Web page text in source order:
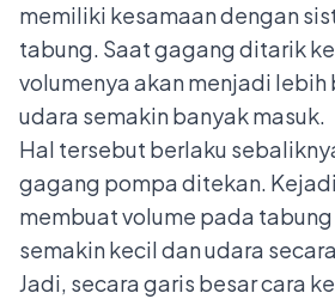
memiliki kesamaan dengan
tabung. Saat gagang ditarik
volumenya akan menjadi lebih
udara semakin banyak masuk.
Hal tersebut berlaku
gagang pompa ditekan.
membuat volume pada
semakin kecil dan udara
Jadi, secara garis besar cara